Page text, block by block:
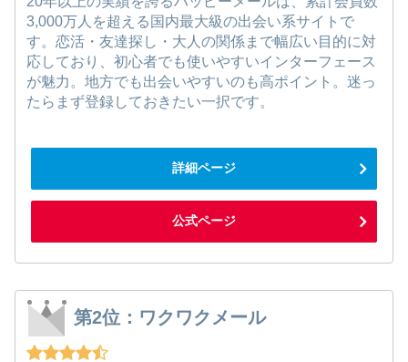
3,000万人を超える国内最大級の出会い系サイトで
す。恋活・友達探し・大人の関係まで幅広い目的に対
応しており、初心者でも使いやすいインターフェース
が魅力。地方でも出会いやすいのも高ポイント。迷っ
たらまず登録しておきたい一択です。
詳細ページ
公式ページ
第2位：ワクワクメール